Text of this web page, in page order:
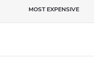
MOST EXPENSIVE